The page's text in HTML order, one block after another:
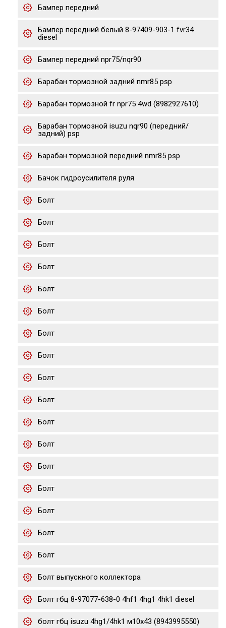
Бампер передний
Бампер передний белый 8-97409-903-1 fvr34
diesel
Бампер передний npr75/nqr90
Барабан тормозной задний nmr85 psp
Барабан тормозной fr npr75 4wd (8982927610)
Барабан тормозной isuzu nqr90 (передний/
задний) psp
Барабан тормозной передний nmr85 psp
Бачок гидроусилителя руля
Болт
Болт
Болт
Болт
Болт
Болт
Болт
Болт
Болт
Болт
Болт
Болт
Болт
Болт
Болт
Болт
Болт
Болт выпускного коллектора
Болт гбц 8-97077-638-0 4hf1 4hg1 4hk1 diesel
болт гбц isuzu 4hg1/4hk1 м10х43 (8943995550)